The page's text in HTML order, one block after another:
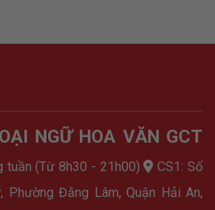
NGỮ HOA VĂN GCT
tuần (Từ 8h30 - 21h00)
CS1: Số
Đằng Lâm, Quận Hải An,